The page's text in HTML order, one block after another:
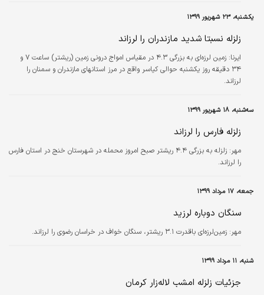
یکشنبه، ۲۳ شهریور ۱۳۹۹
زلزله نسبتا شدید مازندران را لرزاند
ایرنا:
زمین لرزه‌ای به بزرگی ۴.۳ در مقیاس امواج درونی زمین (ریشتر) ساعت ۷ و
۳۴ دقیقه روز یکشنبه حوالی کیاسر واقع در مرز استانهای مازندران و سمنان را
لرزاند.
سه‌شنبه، ۱۸ شهریور ۱۳۹۹
زلزله فارس را لرزاند
مهر:
زلزله به بزرگی ۴.۴ ریشتر صبح امروز محمله در شهرستان خنج در استان فارس
را لرزاند.
جمعه، ۱۷ مرداد ۱۳۹۹
سنگان دوباره لرزید
مهر: زمین‌لرزه‌ای باقدرت ۳.۱ ریشتر، سنگان خواف در خراسان رضوی را لرزاند.
شنبه، ۱۱ مرداد ۱۳۹۹
جزئیات زلزله امشب لاله‌زار کرمان